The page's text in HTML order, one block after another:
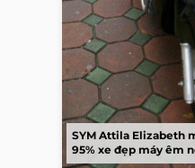
SYM Attila Elizabeth
95% xe đẹp máy êm